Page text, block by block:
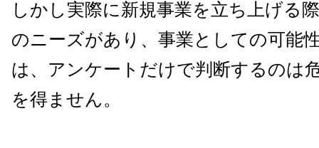
しかし実際に新規事業を立ち上げる
のニーズがあり、事業としての可能
は、アンケートだけで判断するのは
を得ません。